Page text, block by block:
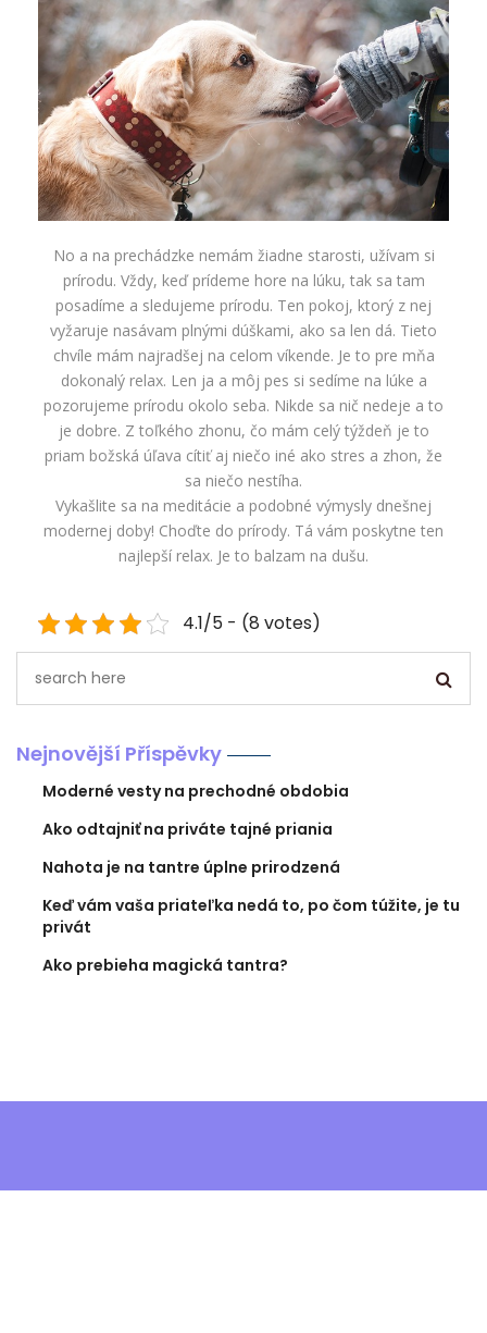
No a na prechádzke nemám žiadne starosti, užívam si
prírodu. Vždy, keď prídeme hore na lúku, tak sa tam
posadíme a sledujeme prírodu. Ten pokoj, ktorý z nej
vyžaruje nasávam plnými dúškami, ako sa len dá. Tieto
chvíle mám najradšej na celom víkende. Je to pre mňa
dokonalý relax. Len ja a môj pes si sedíme na lúke a
pozorujeme prírodu okolo seba. Nikde sa nič nedeje a to
je dobre. Z toľkého zhonu, čo mám celý týždeň je to
priam božská úľava cítiť aj niečo iné ako stres a zhon, že
sa niečo nestíha.
Vykašlite sa na meditácie a podobné výmysly dnešnej
modernej doby! Choďte do prírody. Tá vám poskytne ten
najlepší relax. Je to balzam na dušu.
4.1/5 - (8 votes)
Nejnovější Příspěvky
Moderné vesty na prechodné obdobia
Ako odtajniť na priváte tajné priania
Nahota je na tantre úplne prirodzená
Keď vám vaša priateľka nedá to, po čom túžite, je tu
privát
Ako prebieha magická tantra?